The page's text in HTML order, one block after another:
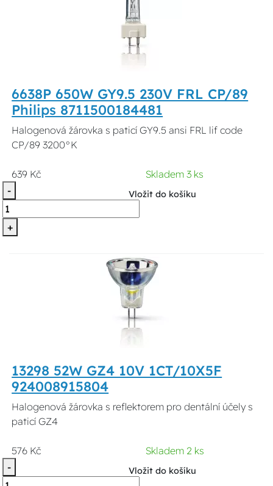
6638P 650W GY9.5 230V FRL CP/89
Philips 8711500184481
Halogenová žárovka s paticí GY9.5 ansi FRL lif code
CP/89 3200°K
639 Kč
Skladem 3 ks
-
+
Vložit do košíku
13298 52W GZ4 10V 1CT/10X5F
924008915804
Halogenová žárovka s reflektorem pro dentální účely s
paticí GZ4
576 Kč
Skladem 2 ks
-
Vložit do košíku